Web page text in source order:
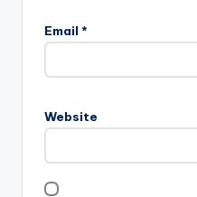
Email *
Website